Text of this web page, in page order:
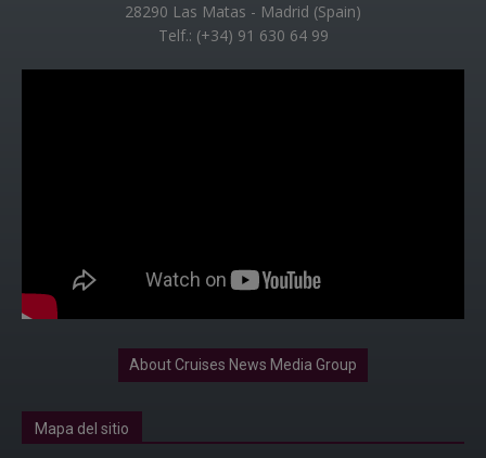
28290 Las Matas - Madrid (Spain)
Telf.: (+34) 91 630 64 99
About Cruises News Media Group
Mapa del sitio